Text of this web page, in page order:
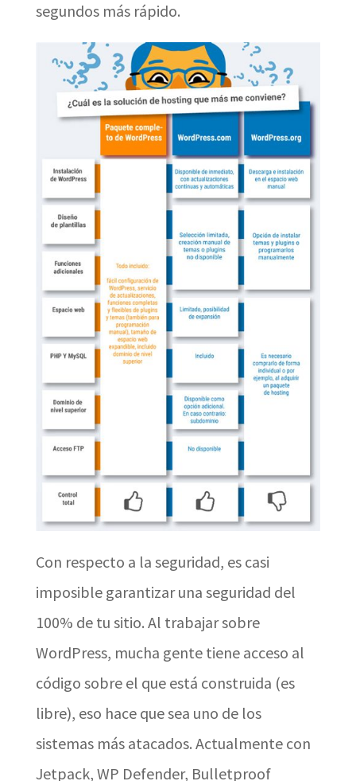
segundos más rápido.
Con respecto a la seguridad, es casi
imposible garantizar una seguridad del
100% de tu sitio. Al trabajar sobre
WordPress, mucha gente tiene acceso al
código sobre el que está construida (es
libre), eso hace que sea uno de los
sistemas más atacados. Actualmente con
Jetpack, WP Defender, Bulletproof